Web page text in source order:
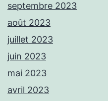
septembre 2023
août 2023
juillet 2023
juin 2023
mai 2023
avril 2023